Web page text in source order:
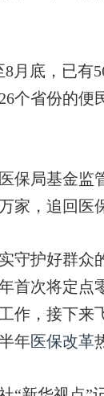
底，已有
个省份的便
局基金监管
家，追回医
护好群众的
首次将定点
作，接下
年医保改革